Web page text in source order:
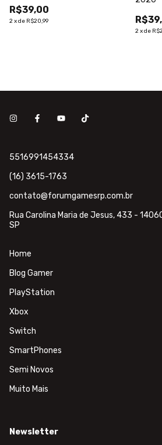
R$39,00
2xde R$20,99
2xde
5516991454334
(16) 3615-1763
contato@forumgamesrp.com.br
Rua Carolina Maria de Jesus, 433 -
SP
Home
Blog Gamer
PlayStation
Xbox
Switch
SmartPhones
Semi Novos
Muito Mais
Newsletter